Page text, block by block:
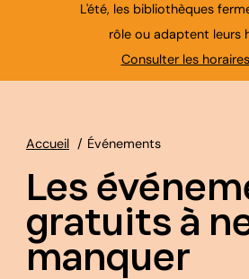
L'été, les bibliothèques
rôle ou adaptent leurs
Consulter les
Accueil Événements
Les
gratuits à
manquer